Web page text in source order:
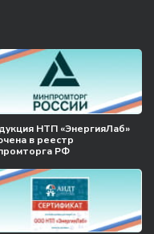
НТП «ЭнергияЛаб»
в реестр
РФ